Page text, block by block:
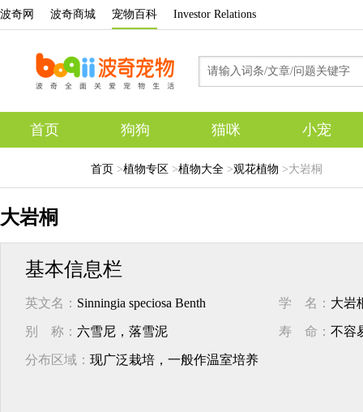
波奇网 波奇商城 宠物百科 Investor Relations
首页 狗狗 猫咪 小宠
首页 >植物专区 >植物大全 >观花植物 >大岩桐
大岩桐
基本信息栏
英文名： Sinningia speciosa Benth 学 名： 大岩
别 称： 六雪尼，落雪泥 寿 命： 不容
分布区域： 现广泛栽培，一般作温室培养